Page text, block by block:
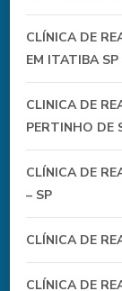
CLÍNICA DE
EM ITATIBA SP
CLINICA DE
PERTINHO DE
CLÍNICA DE
– SP
CLÍNICA DE
CLÍNICA DE